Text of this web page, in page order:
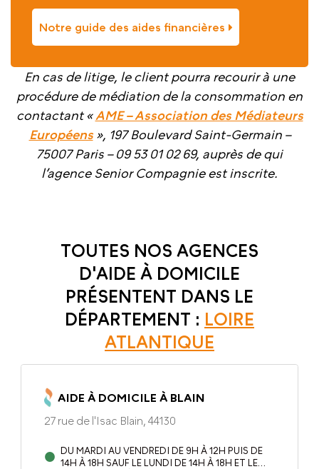
Notre guide des aides financières
En cas de litige, le client pourra recourir à une
procédure de médiation de la consommation en
contactant «AME – Association des Médiateurs
Européens», 197 Boulevard Saint-Germain –
75007 Paris – 09 53 01 02 69, auprès de qui
l’agence Senior Compagnie est inscrite.
TOUTES NOS AGENCES
D'AIDE À DOMICILE
PRÉSENTENT DANS LE
DÉPARTEMENT : LOIRE
ATLANTIQUE
AIDE À DOMICILE À BLAIN
27 rue de l'Isac Blain, 44130
DU MARDI AU VENDREDI DE 9H À 12H PUIS DE
14H À 18H SAUF LE LUNDI DE 14H À 18H ET LE